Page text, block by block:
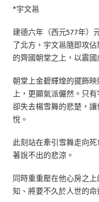
*宇文邕
建德六年（西元577年）
了北方，宇文邕隨即攻
的齊國朝堂之上，以震國
朝堂上金碧輝煌的擺飾
上，更顯氣派儼然。 只
卻失去楊雪舞的悲楚，
悅。
此刻站在牽引雪舞走向
著說不出的悲涼。
同時重重壓在他心房之
知、將要不久於人世的命